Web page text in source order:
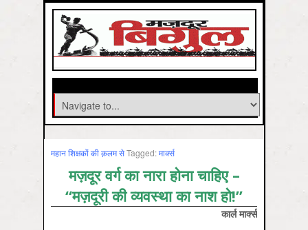
महान शिक्षकों की क़लम सेTagged:मार्क्‍स
मज़दूर वर्ग का नारा होना चाहिए –
“मज़दूरी की व्यवस्था का नाश हो!”
कार्ल मार्क्स